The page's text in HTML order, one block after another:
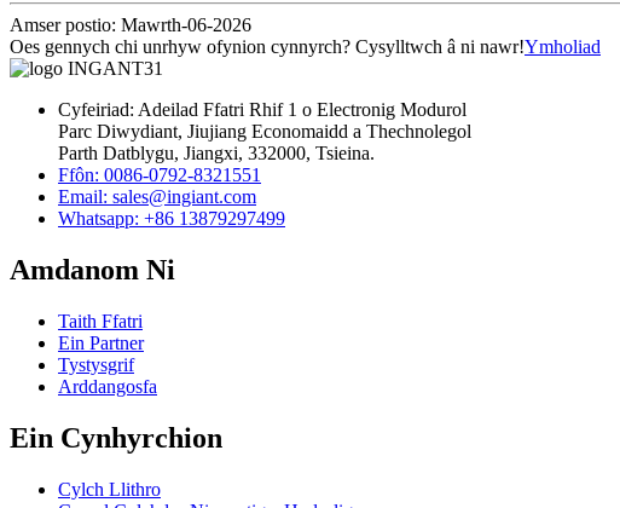
Amser postio: Mawrth-06-2026
Oes gennych chi unrhyw ofynion cynnyrch? Cysylltwch â ni nawr!Ymholiad
Cyfeiriad: Adeilad Ffatri Rhif 1 o Electronig Modurol
Parc Diwydiant, Jiujiang Economaidd a Thechnolegol
Parth Datblygu, Jiangxi, 332000, Tsieina.
Ffôn: 0086-0792-8321551
Email: sales@ingiant.com
Whatsapp: +86 13879297499
Amdanom Ni
Taith Ffatri
Ein Partner
Tystysgrif
Arddangosfa
Ein Cynhyrchion
Cylch Llithro